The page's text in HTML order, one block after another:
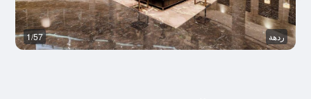
ردهة 1/57